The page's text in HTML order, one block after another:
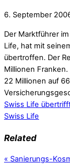
6. September
Der Marktführer
Life, hat mit
übertroffen. Der
Millionen
22 Millionen auf
Swiss Life
Swiss Life
Related
« Sanierungs-